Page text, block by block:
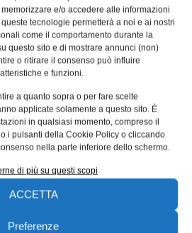
e/o accedere alle informazioni
tecnologie permetterà a noi e ai nostri
come il comportamento durante la
questo sito e di mostrare annunci (non)
o ritirare il consenso può influire
e funzioni.
a quanto sopra o per fare scelte
applicate solamente a questo sito. È
in qualsiasi momento, compreso il
i pulsanti della Cookie Policy o cliccando
nella parte inferiore dello schermo.
di più su questi scopi
ACCETTA
Preferenze
WEB